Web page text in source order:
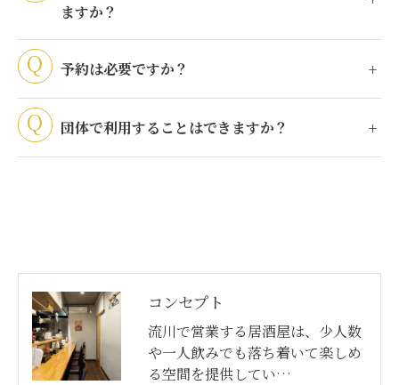
ますか？
予約は必要ですか？
団体で利用することはできますか？
コンセプト
流川で営業する居酒屋は、少人数
や一人飲みでも落ち着いて楽しめ
る空間を提供してい…